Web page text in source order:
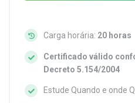
Carga horária: 20 horas
Certificado válido
Decreto 5.154/2004
Estude Quando e onde